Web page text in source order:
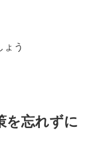
ょう
を忘れずに